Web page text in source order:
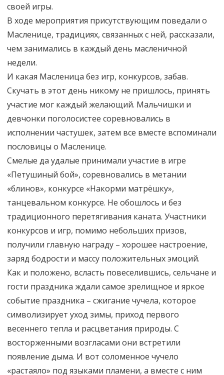
своей игры.
В ходе мероприятия присутствующим поведали о
Масленице, традициях, связанных с ней, рассказали,
чем занимались в каждый день масленичной
недели.
И какая Масленица без игр, конкурсов, забав.
Скучать в этот день никому не пришлось, принять
участие мог каждый желающий. Мальчишки и
девчонки поголосистее соревновались в
исполнении частушек, затем все вместе вспоминали
пословицы о Масленице.
Смелые да удалые принимали участие в игре
«Петушиный бой», соревновались в метании
«блинов», конкурсе «Накорми матрёшку»,
танцевальном конкурсе. Не обошлось и без
традиционного перетягивания каната. Участники
конкурсов и игр, помимо небольших призов,
получили главную награду – хорошее настроение,
заряд бодрости и массу положительных эмоций.
Как и положено, всласть повеселившись, сельчане и
гости праздника ждали самое зрелищное и яркое
событие праздника – сжигание чучела, которое
символизирует уход зимы, приход первого
весеннего тепла и расцветания природы. С
восторженными возгласами они встретили
появление дыма. И вот соломенное чучело
«растаяло» под языками пламени, а вместе с ним